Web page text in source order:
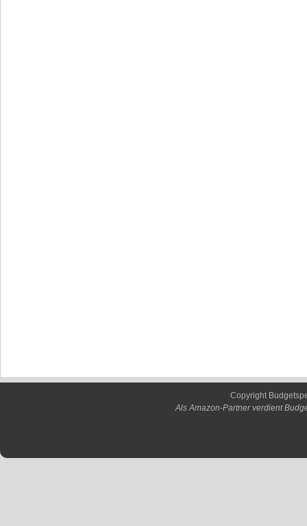
Copyright
Als Amazon-Partner verdient